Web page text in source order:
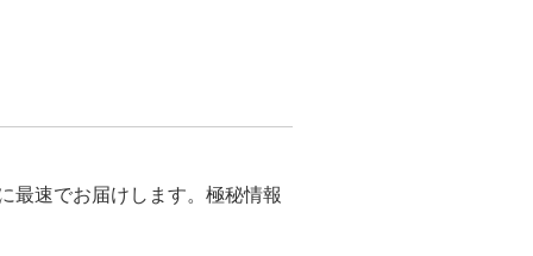
最速でお届けします。極秘情報